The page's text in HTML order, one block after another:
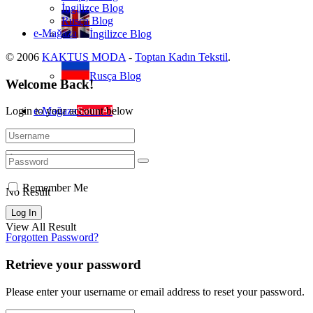
İngilizce Blog
Rusça Blog
e-MağazaSatın Al
No Result
View All Result
İngilizce Blog
Rusça Blog
e-Mağaza
© 2006 KAKTUS MODA - Toptan Kadın Tekstil.
Welcome Back!
Login to your account below
Remember Me
Forgotten Password?
Retrieve your password
Please enter your username or email address to reset your password.